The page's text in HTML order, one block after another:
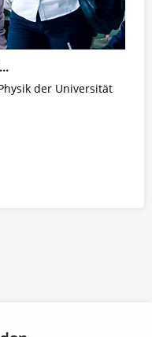
der Universität